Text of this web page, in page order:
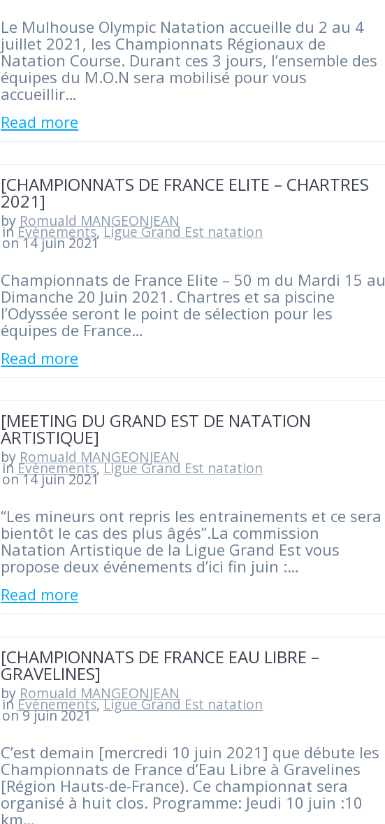
Le Mulhouse Olympic Natation accueille du 2 au 4
juillet 2021, les Championnats Régionaux de
Natation Course. Durant ces 3 jours, l’ensemble des
équipes du M.O.N sera mobilisé pour vous
accueillir…
Read more
[CHAMPIONNATS DE FRANCE ELITE – CHARTRES
2021]
by Romuald MANGEONJEAN
in Evènements,Ligue Grand Est natation
on 14 juin 2021
Championnats de France Elite – 50 m du Mardi 15 au
Dimanche 20 Juin 2021. Chartres et sa piscine
l’Odyssée seront le point de sélection pour les
équipes de France…
Read more
[MEETING DU GRAND EST DE NATATION
ARTISTIQUE]
by Romuald MANGEONJEAN
in Evènements,Ligue Grand Est natation
on 14 juin 2021
“Les mineurs ont repris les entrainements et ce sera
bientôt le cas des plus âgés”.La commission
Natation Artistique de la Ligue Grand Est vous
propose deux événements d’ici fin juin :…
Read more
[CHAMPIONNATS DE FRANCE EAU LIBRE –
GRAVELINES]
by Romuald MANGEONJEAN
in Evènements,Ligue Grand Est natation
on 9 juin 2021
C’est demain [mercredi 10 juin 2021] que débute les
Championnats de France d’Eau Libre à Gravelines
[Région Hauts-de-France). Ce championnat sera
organisé à huit clos. Programme: Jeudi 10 juin :10
km…